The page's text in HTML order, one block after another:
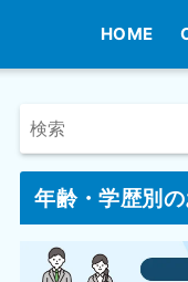
HOME
年齢・学歴別